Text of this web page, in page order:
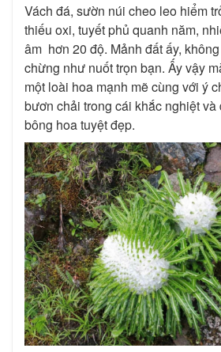
Vách đá, sườn núi cheo leo hiểm
thiếu oxi, tuyết phủ quanh năm,
âm hơn 20 độ. Mảnh đất ấy,
chừng như nuốt trọn bạn. Ấy vậy
một loài hoa mạnh mẽ cùng với ý
bươn chải trong cái khắc nghiệt
bông hoa tuyệt đẹp.